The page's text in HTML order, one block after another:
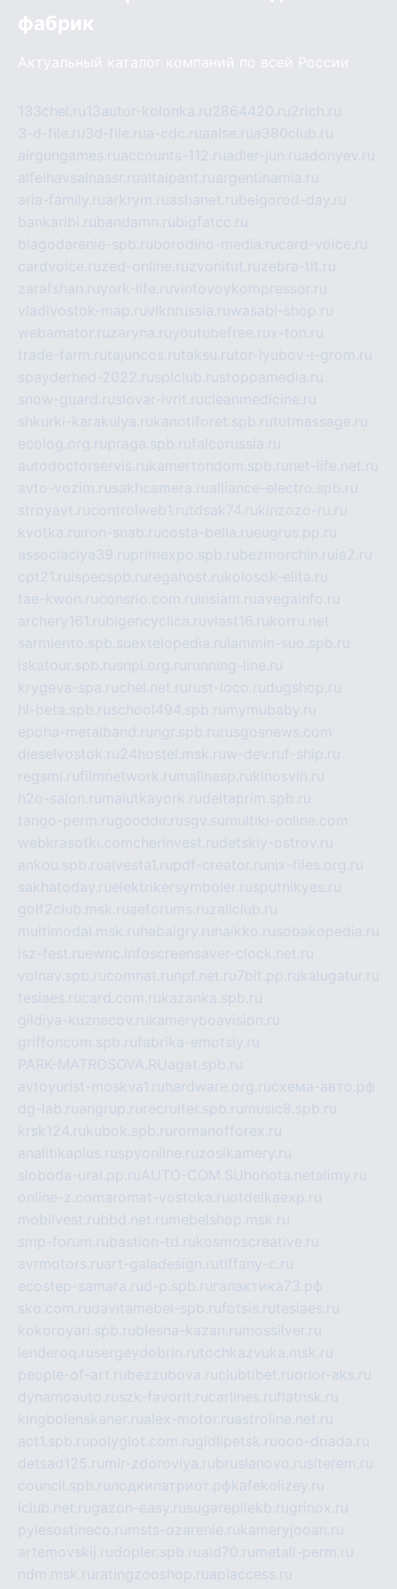
фабрик
Актуальный каталог компаний по всей России
133chel.ru13autor-kolonka.ru2864420.ru2rich.ru
3-d-file.ru3d-file.rua-cdc.ruaalse.rua380club.ru
airgungames.ruaccounts-112.ruadler-jun.ruadonyev.ru
alfeihavsalnassr.rualtaipant.ruargentinamia.ru
aria-family.ruarkrym.ruashanet.rubelgorod-day.ru
bankaribi.rubandamn.rubigfatcc.ru
blagodarenie-spb.ruborodino-media.rucard-voice.ru
cardvoice.ruzed-online.ruzvonitut.ruzebra-tlt.ru
zarafshan.ruyork-life.ruvintovoykompressor.ru
vladivostok-map.ruvlknrussia.ruwasabi-shop.ru
webamator.ruzaryna.ruyoutubefree.rux-ton.ru
trade-farm.rutajuncos.rutaksu.rutor-lyubov-i-grom.ru
spayderhed-2022.rusplclub.rustoppamedia.ru
snow-guard.ruslovar-ivrit.rucleanmedicine.ru
shkurki-karakulya.rukanotiforet.spb.rututmassage.ru
ecolog.org.rupraga.spb.rufalcorussia.ru
autodoctorservis.rukamertondom.spb.ru net-life.net.ru
avto-vozim.rusakhcamera.rualliance-electro.spb.ru
stroyavt.rucontrolweb1.rutdsak74.rukinzozo-ru.ru
kvotka.ru iron-snab.rucosta-bella.rueugrus.pp.ru
associaciya39.ruprimexpo.spb.rubezmorchin.ru ia2.ru
cpt21.ru ispecspb.ru regahost.rukolosok-elita.ru
tae-kwon.ruconsrio.com.ru insiam.ruavegainfo.ru
archery161.rubigencyclica.ruvlast16.rukorru.net
sarmiento.spb.suextelopedia.ru lammin-suo.spb.ru
iskatour.spb.rusnpi.org.ru running-line.ru
krygeva-spa.ruchel.net.ru rust-loco.rudugshop.ru
hl-beta.spb.ruschool494.spb.ru mymubaby.ru
epoha-metalband.ru ngr.spb.ru rusgosnews.com
dieselvostok.ru24hostel.msk.ruw-dev.ruf-ship.ru
regsmi.rufilmnetwork.ru malinasp.rukinosvin.ru
h2o-salon.ru malutkayork.rudeltaprim.spb.ru
tango-perm.rugooddir.rusgv.su multiki-online.com
webkrasotki.comcherinvest.rudetskiy-ostrov.ru
ankou.spb.rualvesta1.rupdf-creator.ru nix-files.org.ru
sakhatoday.ruelektrikersymboler.rusputnikyes.ru
golf2club.msk.ruaeforums.ruzallclub.ru
multimodal.msk.ru habaigry.ru haikko.rusobakopedia.ru
isz-fest.ruewnc.infoscreensaver-clock.net.ru
volnav.spb.rucomnat.ru npf.net.ru 7bit.pp.rukalugatur.ru
tesiaes.rucard.com.rukazanka.spb.ru
gildiya-kuznecov.rukameryboavision.ru
griffoncom.spb.rufabrika-emotsiy.ru
PARK-MATROSOVA.RUagat.spb.ru
avtoyurist-moskva1.ru hardware.org.ruсхема-авто.рф
dg-lab.ruangrup.ru recruiter.spb.ru music8.spb.ru
krsk124.rukubok.spb.ru romanofforex.ru
analitikaplus.ruspyonline.ruzosikamery.ru
sloboda-ural.pp.ruAUTO-COM.SU hohota.net alimy.ru
online-z.comaromat-vostoka.ruotdelkaexp.ru
mobilvest.rubbd.net.ru mebelshop.msk.ru
smp-forum.rubastion-td.rukosmoscreative.ru
avrmotors.ruart-galadesign.rutiffany-c.ru
ecostep-samara.rud-p.spb.ru галактика73.рф
sko.com.rudavitamebel-spb.rufotsis.rutesiaes.ru
kokoroyari.spb.rublesna-kazan.ru mossilver.ru
lenderoq.rusergeydobrin.rutochkazvuka.msk.ru
people-of-art.rubezzubova.ruclubtibet.ruorior-aks.ru
dynamoauto.ruszk-favorit.rucarlines.ruflatnsk.ru
kingbolenskaner.rualex-motor.ruastroline.net.ru
act1.spb.rupolyglot.com.rugidlipetsk.ruooo-driada.ru
detsad125.ru mir-zdoroviya.rubruslanovo.rusiterem.ru
council.spb.ruлодкипатриот.рфkafekolizey.ru
iclub.net.rugazon-easy.rusugarepilekb.rugrinox.ru
pylesostineco.ru msts-ozarenie.rukameryjooan.ru
artemovskij.rudopler.spb.ruaid70.ru metall-perm.ru
ndm.msk.ru ratingzooshop.ruapiaccess.ru